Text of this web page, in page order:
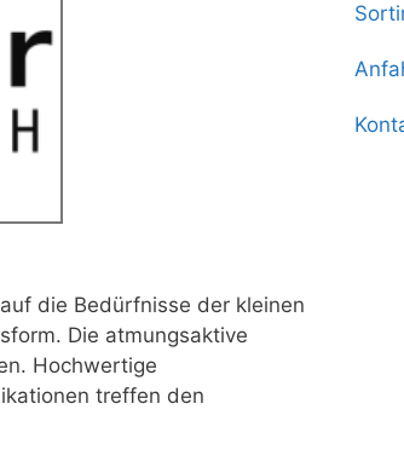
die Bedürfnisse der kleinen
Die atmungsaktive
Hochwertige
treffen den